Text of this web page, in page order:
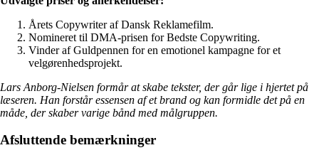
Årets Copywriter af Dansk Reklamefilm.
Nomineret til DMA-prisen for Bedste Copywriting.
Vinder af Guldpennen for en emotionel kampagne for et
velgørenhedsprojekt.
Lars Anborg-Nielsen formår at skabe tekster, der går lige i hjertet på
læseren. Han forstår essensen af et brand og kan formidle det på en
måde, der skaber varige bånd med målgruppen.
Afsluttende bemærkninger